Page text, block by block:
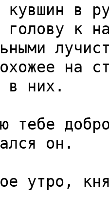
кувшин в
голову к
на
в них.
он.